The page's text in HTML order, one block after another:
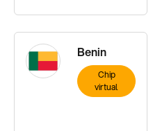
Benin
Chip
virtual